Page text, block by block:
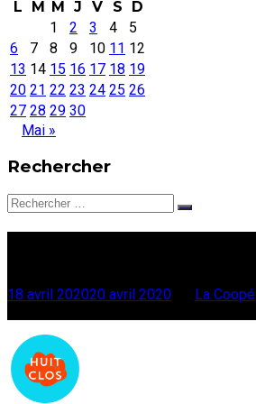
L M M J V S
D
1
2 3 4
5
6
7 8 9 10 11 12
13 14 15 16 17 18 19
20 21 22 23 24 25 26
27 28 29 30
Mai »
Rechercher
Rechercher:
18 avril 202020 avril 2020
La Coopé